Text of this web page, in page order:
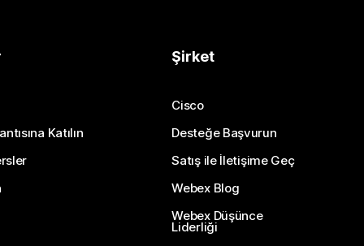
Katılın
Şirket
Cisco
Desteğe Başvurun
Satış ile İletişime Geç
Webex Blog
Webex Düşünce
Liderliği